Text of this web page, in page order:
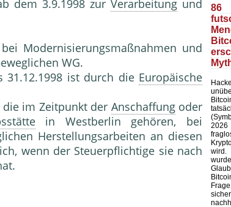
dem 3.9.1998 zur Verarbeitung und
Modernisierungsmaßnahmen und
WG.
31.12.1998 ist durch die Europäische
die im Zeitpunkt der Anschaffungoder
in Westberlin gehören, bei
Herstellungsarbeiten an diesen
wenn der Steuerpflichtige sie nach
86
wird.